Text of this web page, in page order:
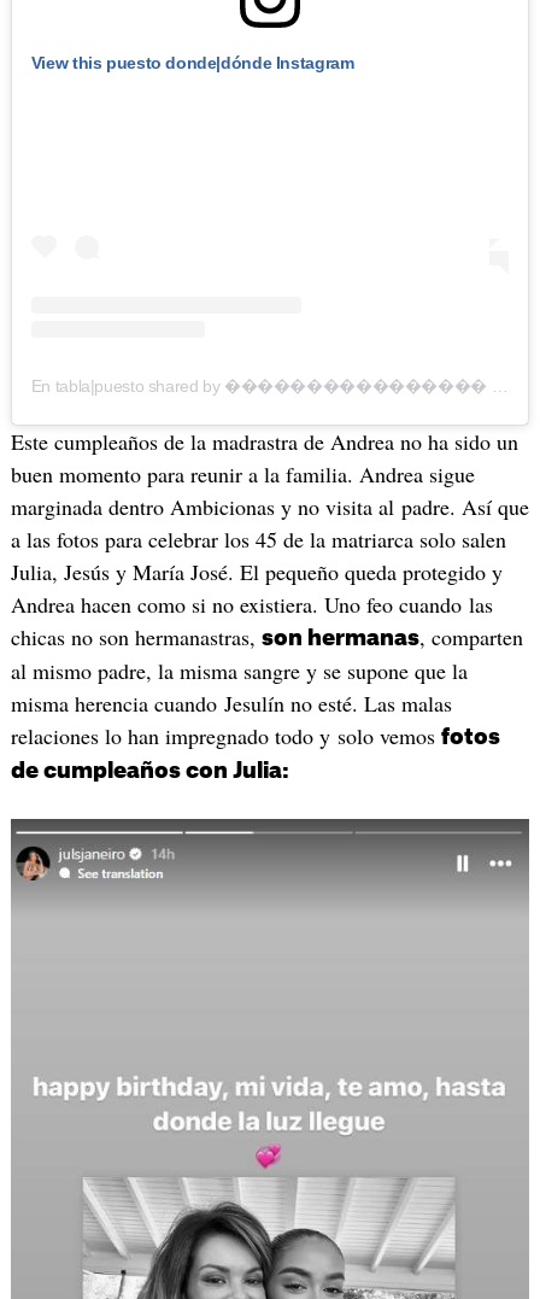
View this puesto donde|dónde Instagram
Este cumpleaños de la madrastra de Andrea no ha sido un
buen momento para reunir a la familia. Andrea sigue
marginada dentro Ambicionas y no visita al padre. Así que
a las fotos para celebrar los 45 de la matriarca solo salen
Julia, Jesús y María José. El pequeño queda protegido y
Andrea hacen como si no existiera. Uno feo cuando las
chicas no son hermanastras, son hermanas, comparten
al mismo padre, la misma sangre y se supone que la
misma herencia cuando Jesulín no esté. Las malas
relaciones lo han impregnado todo y solo vemos fotos
de cumpleaños con Julia: